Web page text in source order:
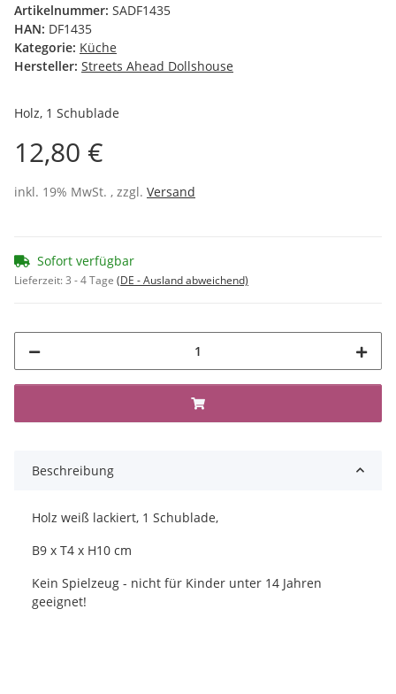
Artikelnummer: SADF1435
HAN: DF1435
Kategorie: Küche
Hersteller: Streets Ahead Dollshouse
Holz, 1 Schublade
12,80 €
inkl. 19% MwSt. , zzgl. Versand
Sofort verfügbar
Lieferzeit:3 - 4 Tage (DE - Ausland abweichend)
Beschreibung
Holz weiß lackiert, 1 Schublade,
B9 x T4 x H10 cm
Kein Spielzeug - nicht für Kinder unter 14 Jahren
geeignet!